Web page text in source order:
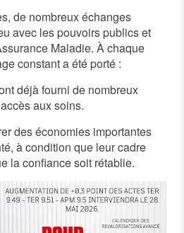
de nombreux échanges
avec les pouvoirs publics et
Maladie. À chaque
constant a été porté :
déjà fourni de nombreux
aux soins.
des économies importantes
à condition que leur cadre
la confiance soit rétablie.